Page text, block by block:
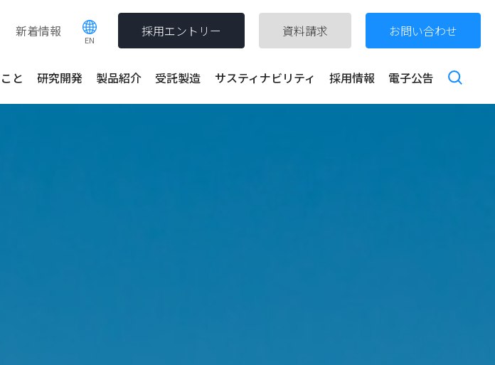
新着情報 採用エントリー 資料請求 お問い合わせ
と 研究開発 製品紹介 受託製造 サスティナビリティ 採用情報 電子公告